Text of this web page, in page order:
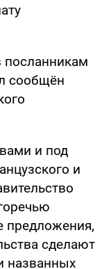
посланникам
сообщён
и под
и
предложения,
сделают
названных